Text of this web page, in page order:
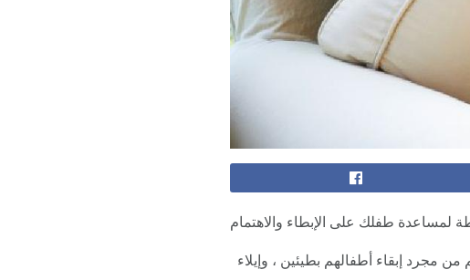
لمساعدة طفلك على الإبطاء والاهتمام
مجرد إبقاء أطفالهم بطيئين ، وإيلاء